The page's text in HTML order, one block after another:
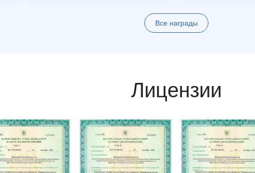
Все награды
Лицензии